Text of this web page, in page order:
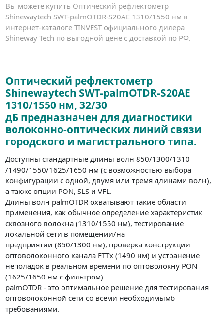
Вы можете купить Оптический рефлектометр
Shinewaytech SWT-palmOTDR-S20AE 1310/1550 нм в
интернет-каталоге TINVEST официального дилера
Shineway Tech по выгодной цене с доставкой по РФ.
Оптический рефлектометр
Shinewaytech SWT-palmOTDR-S20AE
1310/1550 нм, 32/30
дБ предназначен для диагностики
волоконно-оптических линий связи
городского и магистрального типа.
Доступны стандартные длины волн 850/1300/1310
/1490/1550/1625/1650 нм (с возможностью выбора
конфигурации с одной, двумя или тремя длинами волн),
а также опции PON, SLS и VFL.
Длины волн palmOTDR охватывают такие области
применения, как обычное определение характеристик
сквозного волокна (1310/1550 нм), тестирование
локальной сети в помещении/на
предприятии (850/1300 нм), проверка конструкции
оптоволоконного канала FTTx (1490 нм) и устранение
неполадок в реальном времени по оптоволокну PON
(1625/1650 нм с фильтром).
palmOTDR - это оптимальное решение для тестирования
оптоволоконной сети со всеми необходимымb
требованиями.